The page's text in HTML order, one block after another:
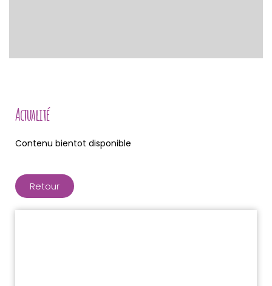
Retour
Actualité
Contenu bientot disponible